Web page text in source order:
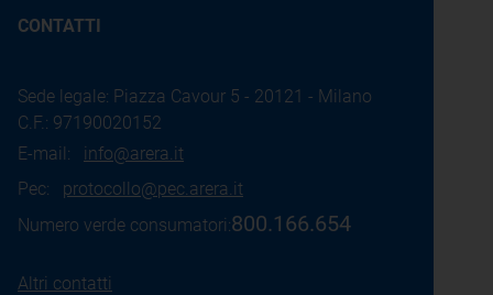
CONTATTI
Sede legale: Piazza Cavour 5 - 20121 - Milano
C.F.: 97190020152
E-mail: info@arera.it
Pec: protocollo@pec.arera.it
Numero verde consumatori:800.166.654
Altri contatti